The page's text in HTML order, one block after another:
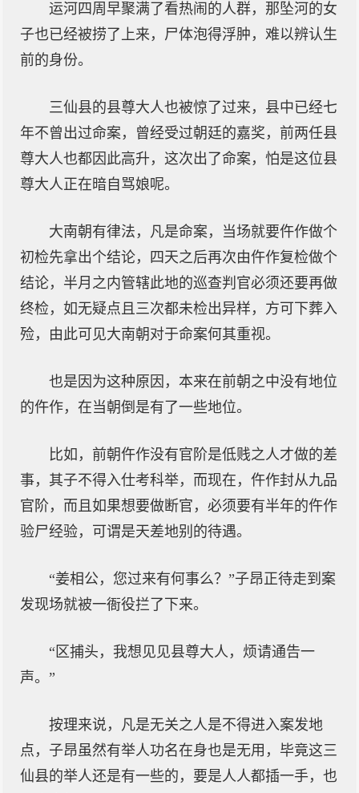
运河四周早聚满了看热闹的人群，那坠河的女
子也已经被捞了上来，尸体泡得浮肿，难以辨认生
前的身份。
三仙县的县尊大人也被惊了过来，县中已经七
年不曾出过命案，曾经受过朝廷的嘉奖，前两任县
尊大人也都因此高升，这次出了命案，怕是这位县
尊大人正在暗自骂娘呢。
大南朝有律法，凡是命案，当场就要仵作做个
初检先拿出个结论，四天之后再次由仵作复检做个
结论，半月之内管辖此地的巡查判官必须还要再做
终检，如无疑点且三次都未检出异样，方可下葬入
殓，由此可见大南朝对于命案何其重视。
也是因为这种原因，本来在前朝之中没有地位
的仵作，在当朝倒是有了一些地位。
比如，前朝仵作没有官阶是低贱之人才做的差
事，其子不得入仕考科举，而现在，仵作封从九品
官阶，而且如果想要做断官，必须要有半年的仵作
验尸经验，可谓是天差地别的待遇。
“姜相公，您过来有何事么？”子昂正待走到案
发现场就被一衙役拦了下来。
“区捕头，我想见见县尊大人，烦请通告一
声。”
按理来说，凡是无关之人是不得进入案发地
点，子昂虽然有举人功名在身也是无用，毕竟这三
仙县的举人还是有一些的，要是人人都插一手，也